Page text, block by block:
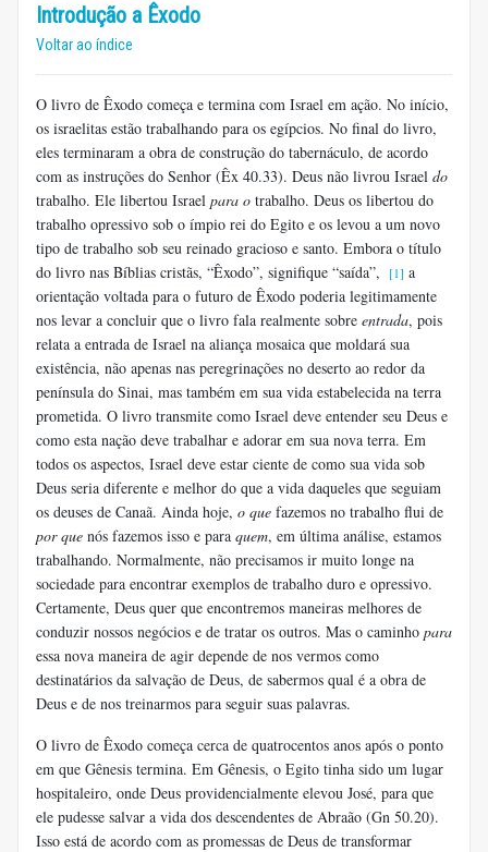
Introdução a Êxodo
Voltar ao índice
O livro de Êxodo começa e termina com Israel em ação. No início,
os israelitas estão trabalhando para os egípcios. No final do livro,
eles terminaram a obra de construção do tabernáculo, de acordo
com as instruções do Senhor (Êx 40.33). Deus não livrou Israel do
trabalho. Ele libertou Israel para o trabalho. Deus os libertou do
trabalho opressivo sob o ímpio rei do Egito e os levou a um novo
tipo de trabalho sob seu reinado gracioso e santo. Embora o título
do livro nas Bíblias cristãs, “Êxodo”, signifique “saída”,
[1] a
orientação voltada para o futuro de Êxodo poderia legitimamente
nos levar a concluir que o livro fala realmente sobre entrada, pois
relata a entrada de Israel na aliança mosaica que moldará sua
existência, não apenas nas peregrinações no deserto ao redor da
península do Sinai, mas também em sua vida estabelecida na terra
prometida. O livro transmite como Israel deve entender seu Deus e
como esta nação deve trabalhar e adorar em sua nova terra. Em
todos os aspectos, Israel deve estar ciente de como sua vida sob
Deus seria diferente e melhor do que a vida daqueles que seguiam
os deuses de Canaã. Ainda hoje, o que fazemos no trabalho flui de
por que nós fazemos isso e para quem, em última análise, estamos
trabalhando. Normalmente, não precisamos ir muito longe na
sociedade para encontrar exemplos de trabalho duro e opressivo.
Certamente, Deus quer que encontremos maneiras melhores de
conduzir nossos negócios e de tratar os outros. Mas o caminho para
essa nova maneira de agir depende de nos vermos como
destinatários da salvação de Deus, de sabermos qual é a obra de
Deus e de nos treinarmos para seguir suas palavras.
O livro de Êxodo começa cerca de quatrocentos anos após o ponto
em que Gênesis termina. Em Gênesis, o Egito tinha sido um lugar
hospitaleiro, onde Deus providencialmente elevou José, para que
ele pudesse salvar a vida dos descendentes de Abraão (Gn 50.20).
Isso está de acordo com as promessas de Deus de transformar